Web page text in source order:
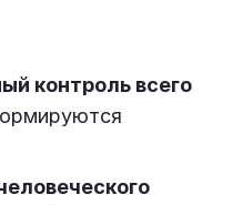
контроль всего